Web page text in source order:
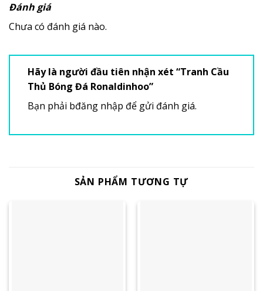
Đánh giá
Chưa có đánh giá nào.
Hãy là người đầu tiên nhận xét “Tranh Cầu
Thủ Bóng Đá Ronaldinhoo”
Bạn phải bđăng nhập để gửi đánh giá.
SẢN PHẨM TƯƠNG TỰ